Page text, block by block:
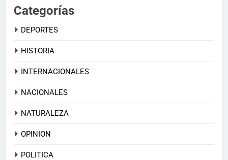
Categorías
DEPORTES
HISTORIA
INTERNACIONALES
NACIONALES
NATURALEZA
OPINION
POLITICA